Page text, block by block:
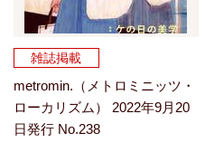
雑誌掲載
metromin.（メトロミニッツ・
ローカリズム） 2022年9月20
日発行 No.238